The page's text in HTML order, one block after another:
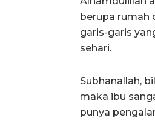
berupa rumah
garis-garis
sehari.
Subhanallah,
maka ibu
punya